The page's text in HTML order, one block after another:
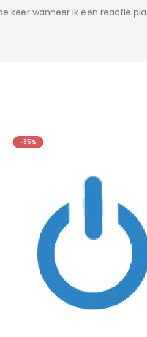
keer wanneer ik een reactie
-35%